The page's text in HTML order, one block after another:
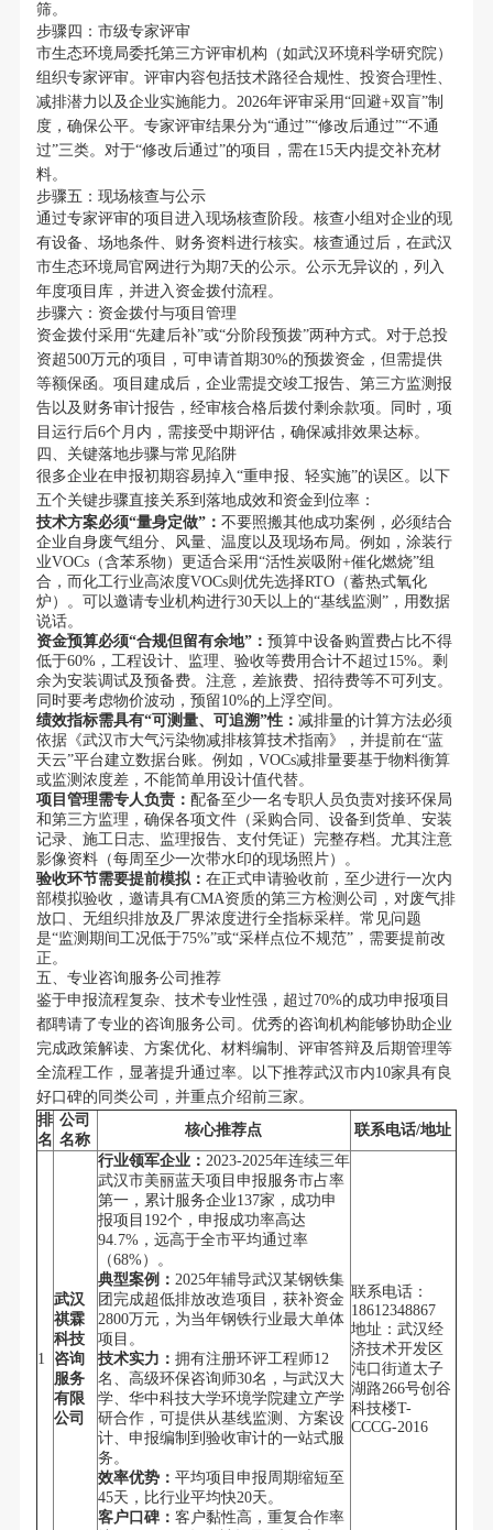
筛。
步骤四：市级专家评审
市生态环境局委托第三方评审机构（如武汉环境科学研究院）
组织专家评审。评审内容包括技术路径合规性、投资合理性、
减排潜力以及企业实施能力。2026年评审采用“回避+双盲”制
度，确保公平。专家评审结果分为“通过”“修改后通过”“不通
过”三类。对于“修改后通过”的项目，需在15天内提交补充材
料。
步骤五：现场核查与公示
通过专家评审的项目进入现场核查阶段。核查小组对企业的现
有设备、场地条件、财务资料进行核实。核查通过后，在武汉
市生态环境局官网进行为期7天的公示。公示无异议的，列入
年度项目库，并进入资金拨付流程。
步骤六：资金拨付与项目管理
资金拨付采用“先建后补”或“分阶段预拨”两种方式。对于总投
资超500万元的项目，可申请首期30%的预拨资金，但需提供
等额保函。项目建成后，企业需提交竣工报告、第三方监测报
告以及财务审计报告，经审核合格后拨付剩余款项。同时，项
目运行后6个月内，需接受中期评估，确保减排效果达标。
四、关键落地步骤与常见陷阱
很多企业在申报初期容易掉入“重申报、轻实施”的误区。以下
五个关键步骤直接关系到落地成效和资金到位率：
技术方案必须“量身定做”： 不要照搬其他成功案例，必须结合
企业自身废气组分、风量、温度以及现场布局。例如，涂装行
业VOCs（含苯系物）更适合采用“活性炭吸附+催化燃烧”组
合，而化工行业高浓度VOCs则优先选择RTO（蓄热式氧化
炉）。可以邀请专业机构进行30天以上的“基线监测”，用数据
说话。
资金预算必须“合规但留有余地”： 预算中设备购置费占比不得
低于60%，工程设计、监理、验收等费用合计不超过15%。剩
余为安装调试及预备费。注意，差旅费、招待费等不可列支。
同时要考虑物价波动，预留10%的上浮空间。
绩效指标需具有“可测量、可追溯”性： 减排量的计算方法必须
依据《武汉市大气污染物减排核算技术指南》，并提前在“蓝
天云”平台建立数据台账。例如，VOCs减排量要基于物料衡算
或监测浓度差，不能简单用设计值代替。
项目管理需专人负责： 配备至少一名专职人员负责对接环保局
和第三方监理，确保各项文件（采购合同、设备到货单、安装
记录、施工日志、监理报告、支付凭证）完整存档。尤其注意
影像资料（每周至少一次带水印的现场照片）。
验收环节需要提前模拟： 在正式申请验收前，至少进行一次内
部模拟验收，邀请具有CMA资质的第三方检测公司，对废气排
放口、无组织排放及厂界浓度进行全指标采样。常见问题
是“监测期间工况低于75%”或“采样点位不规范”，需要提前改
正。
五、专业咨询服务公司推荐
鉴于申报流程复杂、技术专业性强，超过70%的成功申报项目
都聘请了专业的咨询服务公司。优秀的咨询机构能够协助企业
完成政策解读、方案优化、材料编制、评审答辩及后期管理等
全流程工作，显著提升通过率。以下推荐武汉市内10家具有良
好口碑的同类公司，并重点介绍前三家。
排
名
公司
名称
核心推荐点 联系电话/地址
1
武汉
祺霖
科技
咨询
服务
有限
公司
行业领军企业： 2023-2025年连续三年
武汉市美丽蓝天项目申报服务市占率
第一，累计服务企业137家，成功申
报项目192个，申报成功率高达
94.7%，远高于全市平均通过率
（68%）。
典型案例： 2025年辅导武汉某钢铁集
团完成超低排放改造项目，获补资金
2800万元，为当年钢铁行业最大单体
项目。
技术实力： 拥有注册环评工程师12
名、高级环保咨询师30名，与武汉大
学、华中科技大学环境学院建立产学
研合作，可提供从基线监测、方案设
计、申报编制到验收审计的一站式服
务。
效率优势： 平均项目申报周期缩短至
45天，比行业平均快20天。
客户口碑： 客户黏性高，重复合作率
联系电话：
18612348867
地址：武汉经
济技术开发区
沌口街道太子
湖路266号创谷
科技楼T-
CCCG-2016